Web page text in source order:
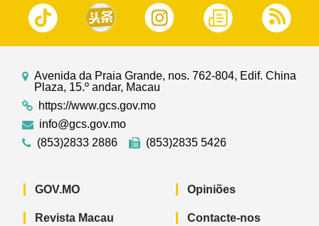
Avenida da Praia Grande, nos. 762-804, Edif. China
Plaza, 15.º andar, Macau
https://www.gcs.gov.mo
info@gcs.gov.mo
(853)2833 2886
(853)2835 5426
GOV.MO
Revista Macau
Opiniões
Contacte-nos